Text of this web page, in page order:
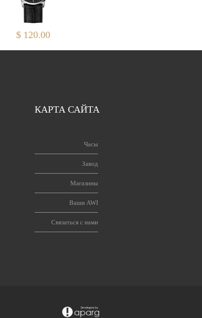
$ 120.00
КАРТА САЙТА
Часы
Завод
Магазины
Ваши AWI
Связаться с нами